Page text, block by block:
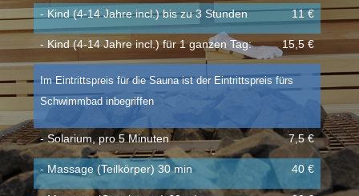
- Kind (4-14 Jahre incl.) bis zu 3 Stunden 11 €
- Kind (4-14 Jahre incl.) für 1 ganzen Tag: 15,5 €
Im Eintrittspreis für die Sauna ist der Eintrittspreis fürs
Schwimmbad inbegriffen
- Solarium, pro 5 Minuten 7,5 €
- Massage (Teilkörper) 30 min 40 €